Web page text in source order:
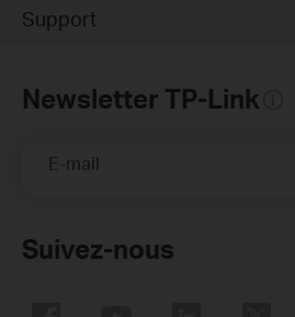
Support
Newsletter TP-Link
E-mail
Suivez-nous